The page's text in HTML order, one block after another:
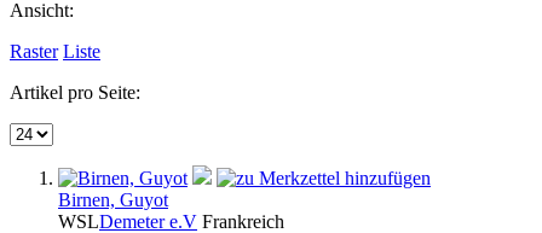
Ansicht:
Raster Liste
Artikel pro Seite:
Birnen, Guyot
WSLDemeter e.V Frankreich